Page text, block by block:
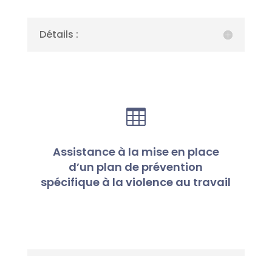
Détails :

Assistance à la mise en place
d’un plan de prévention
spécifique à la violence au travail